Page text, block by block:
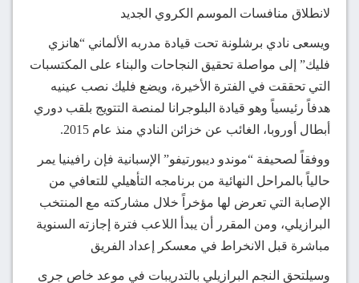
لانطلاق منافسات الموسم الكروي الجديد
ويسعى نادي برشلونة تحت قيادة مدربه الألماني “هانزي
فليك” إلى مواصلة تحقيق النجاحات والبناء على المكتسبات
التي تحققت في الفترة الأخيرة، ويضع فليك نصب عينيه
هدفاً رئيسياً وهو قيادة البلوجرانا لمنصة التتويج بلقب دوري
أبطال أوروبا، الغائب عن خزائن النادي منذ عام 2015.
ووفقاً لصحيفة “موندو ديبورتيفو” الإسبانية فإن رافينيا يمر
حالياً بالمراحل النهائية من برنامجه التأهيلي للتعافي من
الإصابة التي تعرض لها مؤخراً خلال مشاركته مع المنتخب
البرازيلي، ومن المقرر أن يبدأ اللاعب فترة إجازته السنوية
مباشرة قبل الانخراط في معسكر إعداد الفريق
وسيلتحق النجم البرازيلي بالتدريبات في موعد خاص جرى